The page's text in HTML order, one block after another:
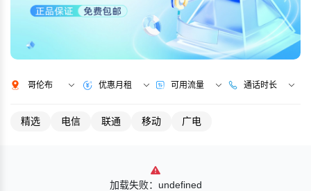
哥伦布 优惠月租 可用流量 通话时长
精选 电信 联通 移动 广电
加载失败：undefined